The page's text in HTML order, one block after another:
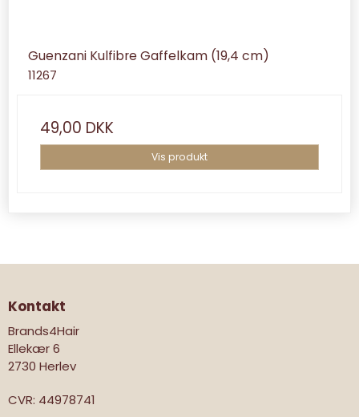
Guenzani Kulfibre Gaffelkam (19,4 cm)
11267
49,00 DKK
Vis produkt
Kontakt
Brands4Hair
Ellekær 6
2730 Herlev
CVR: 44978741